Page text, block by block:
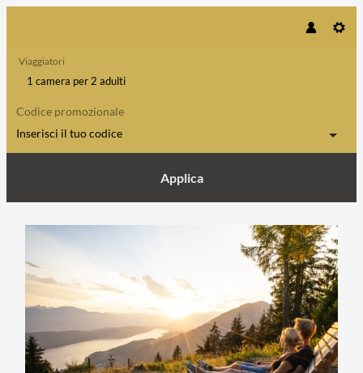
Viaggiatori
1 camera per 2 adulti
Codice promozionale
Inserisci il tuo codice
Applica
Dettagli dell'offerta di Tempo